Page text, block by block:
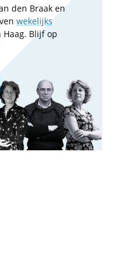
den Braak en
wekelijks
Haag. Blijf op